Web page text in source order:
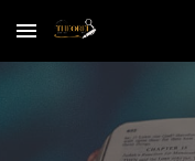
Skip to main content